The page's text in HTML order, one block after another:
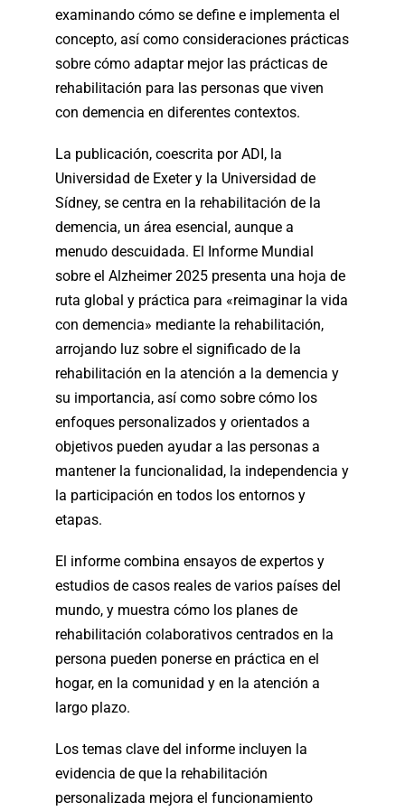
examinando cómo se define e implementa el
concepto, así como consideraciones prácticas
sobre cómo adaptar mejor las prácticas de
rehabilitación para las personas que viven
con demencia en diferentes contextos.
La publicación, coescrita por ADI, la
Universidad de Exeter y la Universidad de
Sídney, se centra en la rehabilitación de la
demencia, un área esencial, aunque a
menudo descuidada. El Informe Mundial
sobre el Alzheimer 2025 presenta una hoja de
ruta global y práctica para «reimaginar la vida
con demencia» mediante la rehabilitación,
arrojando luz sobre el significado de la
rehabilitación en la atención a la demencia y
su importancia, así como sobre cómo los
enfoques personalizados y orientados a
objetivos pueden ayudar a las personas a
mantener la funcionalidad, la independencia y
la participación en todos los entornos y
etapas.
El informe combina ensayos de expertos y
estudios de casos reales de varios países del
mundo, y muestra cómo los planes de
rehabilitación colaborativos centrados en la
persona pueden ponerse en práctica en el
hogar, en la comunidad y en la atención a
largo plazo.
Los temas clave del informe incluyen la
evidencia de que la rehabilitación
personalizada mejora el funcionamiento